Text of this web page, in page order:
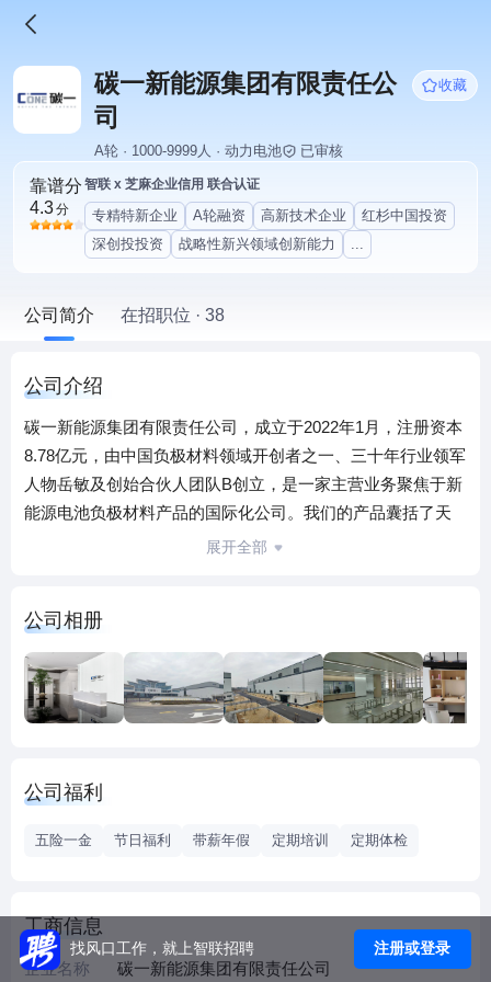
碳一新能源集团有限责任公
司
收藏
A轮 · 1000-9999人 · 动力电池 已审核
靠谱分
4.3分
智联 x 芝麻企业信用 联合认证
专精特新企业 A轮融资 高新技术企业
红杉中国投资
深创投投资
战略性新兴领域创新能力 ...
公司简介 在招职位 · 38
公司介绍
碳一新能源集团有限责任公司，成立于2022年1月，注册资本
8.78亿元，由中国负极材料领域开创者之一、三十年行业领军
人物岳敏及创始合伙人团队B创立，是一家主营业务聚焦于新
能源电池负极材料产品的国际化公司。我们的产品囊括了天
然石墨负极、人造石墨负极、硅系负极、硬碳负极、锂金属
城、安徽怀宁）和三大海外基地（韩国新万金、几内亚
LOLA、摩洛哥）。基地总占地面积超125万平方米，仅用一
年多时间，已完成从国内到海外、从原材料到最终成品的全
产业链完整布局。我们以“致力材料创新，让世界共享清洁能
展开全部
公司相册
公司福利
五险一金 节日福利 带薪年假 定期培训 定期体检
工商信息
企业名称 碳一新能源集团有限责任公司
找风口工作，就上智联招聘 注册或登录